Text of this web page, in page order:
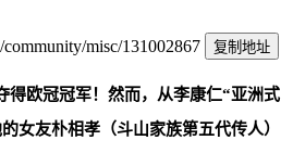
misc/131002867
复制地址
得欧冠冠军！然而，从李康仁“亚洲式
女友朴相孝（斗山家族第五代传人）